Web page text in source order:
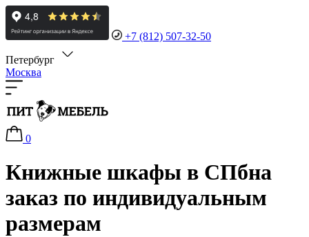
+7 (812) 507-32-50
Петербург
Москва
0
Книжные шкафы в СПбна
заказ по индивидуальным
размерам